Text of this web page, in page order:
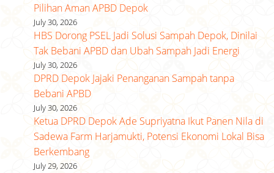
Pilihan Aman APBD Depok
July 30, 2026
HBS Dorong PSEL Jadi Solusi Sampah Depok, Dinilai
Tak Bebani APBD dan Ubah Sampah Jadi Energi
July 30, 2026
DPRD Depok Jajaki Penanganan Sampah tanpa
Bebani APBD
July 30, 2026
Ketua DPRD Depok Ade Supriyatna Ikut Panen Nila di
Sadewa Farm Harjamukti, Potensi Ekonomi Lokal Bisa
Berkembang
July 29, 2026